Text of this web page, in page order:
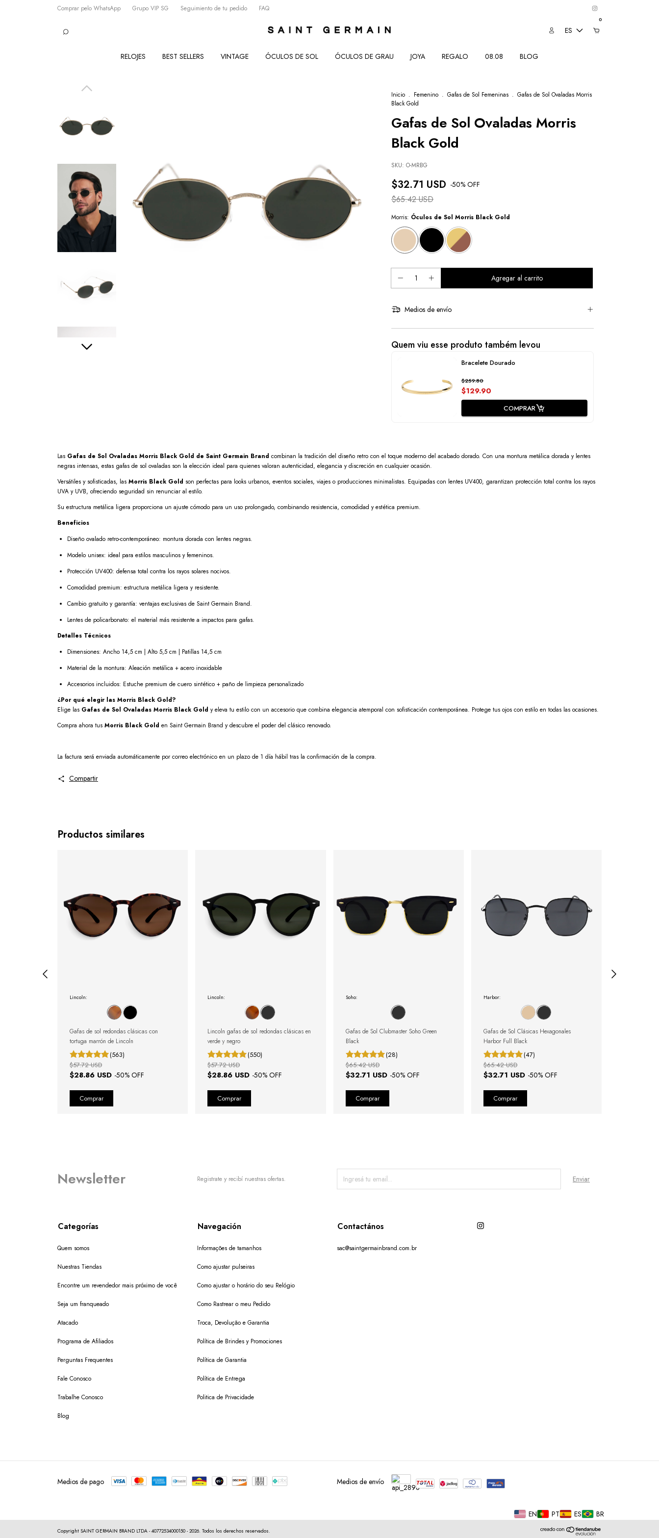
Comprar pelo WhatsApp Grupo VIP SG Seguimiento de tu pedido FAQ
ES
0
RELOJES BEST SELLERS VINTAGE ÓCULOS DE SOL ÓCULOS DE GRAU JOYA REGALO 08.08 BLOG
Inicio . Femenino . Gafas de Sol Femeninas . Gafas de Sol Ovaladas Morris
Black Gold
Gafas de Sol Ovaladas Morris
Black Gold
SKU: O-MRBG
$32.71 USD -50% OFF
$65.42 USD
Morris: Óculos de Sol Morris Black Gold
Medios de envío
Quem viu esse produto também levou
Bracelete Dourado
$259.80
$129.90
COMPRAR
Las Gafas de Sol Ovaladas Morris Black Gold de Saint Germain Brand combinan la tradición del diseño retro con el toque moderno del acabado dorado. Con una montura metálica dorada y lentes
negras intensas, estas gafas de sol ovaladas son la elección ideal para quienes valoran autenticidad, elegancia y discreción en cualquier ocasión.
Versátiles y sofisticadas, las Morris Black Gold son perfectas para looks urbanos, eventos sociales, viajes o producciones minimalistas. Equipadas con lentes UV400, garantizan protección total contra los rayos
UVA y UVB, ofreciendo seguridad sin renunciar al estilo.
Su estructura metálica ligera proporciona un ajuste cómodo para un uso prolongado, combinando resistencia, comodidad y estética premium.
Beneficios
Diseño ovalado retro-contemporáneo: montura dorada con lentes negras.
Modelo unisex: ideal para estilos masculinos y femeninos.
Protección UV400: defensa total contra los rayos solares nocivos.
Comodidad premium: estructura metálica ligera y resistente.
Cambio gratuito y garantía: ventajas exclusivas de Saint Germain Brand.
Lentes de policarbonato: el material más resistente a impactos para gafas.
Detalles Técnicos
Dimensiones: Ancho 14,5 cm | Alto 5,5 cm | Patillas 14,5 cm
Material de la montura: Aleación metálica + acero inoxidable
Accesorios incluidos: Estuche premium de cuero sintético + paño de limpieza personalizado
¿Por qué elegir las Morris Black Gold?
Elige las Gafas de Sol Ovaladas Morris Black Gold y eleva tu estilo con un accesorio que combina elegancia atemporal con sofisticación contemporánea. Protege tus ojos con estilo en todas las ocasiones.
Compra ahora tus Morris Black Gold en Saint Germain Brand y descubre el poder del clásico renovado.
La factura será enviada automáticamente por correo electrónico en un plazo de 1 día hábil tras la confirmación de la compra.
Compartir
Productos similares
Lincoln:
Gafas de sol redondas clásicas con
tortuga marrón de Lincoln
(563)
$28.86 USD -50% OFF
$57.72 USD
Lincoln:
Lincoln gafas de sol redondas clásicas en
verde y negro
(550)
$28.86 USD -50% OFF
$57.72 USD
Soho:
Gafas de Sol Clubmaster Soho Green
Black
(28)
$32.71 USD -50% OFF
$65.42 USD
Harbor:
Gafas de Sol Clásicas Hexagonales
Harbor Full Black
(47)
$32.71 USD -50% OFF
$65.42 USD
Newsletter Registrate y recibí nuestras ofertas.
Categorías
Quem somos
Nuestras Tiendas
Encontre um revendedor mais próximo de você
Seja um franqueado
Atacado
Programa de Afiliados
Perguntas Frequentes
Fale Conosco
Trabalhe Conosco
Blog
Navegación
Informações de tamanhos
Como ajustar pulseiras
Como ajustar o horário do seu Relógio
Como Rastrear o meu Pedido
Troca, Devolução e Garantia
Política de Brindes y Promociones
Política de Garantia
Política de Entrega
Politica de Privacidade
Contactános
sac@saintgermainbrand.com.br
Medios de pago Medios de envío
EN PT ES BR
Copyright SAINT GERMAIN BRAND LTDA - 40772534000150 - 2026. Todos los derechos reservados.